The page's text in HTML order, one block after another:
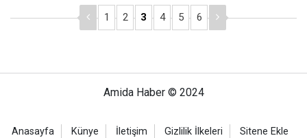
1 2 3 4 5 6
Amida Haber © 2024
Anasayfa Künye İletişim Gizlilik İlkeleri Sitene Ekle